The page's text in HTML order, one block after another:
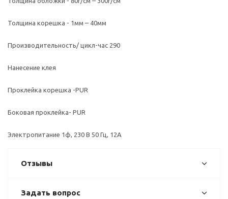
Толщина корешка - 1мм – 40мм
Производительность/ цикл-час 290
Нанесение клея
Проклейка корешка -PUR
Боковая проклейка- PUR
Электропитание 1ф, 230 В 50 Гц, 12A
Отзывы
Задать вопрос